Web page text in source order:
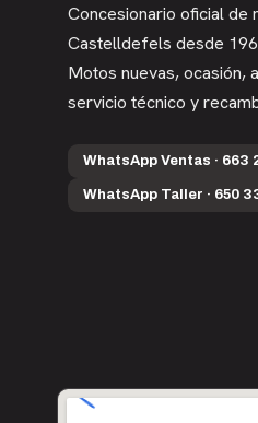
Concesionario oficial de
Castelldefels desde
Motos nuevas, ocasión,
servicio técnico y
WhatsApp Ventas · 663
WhatsApp Taller · 650